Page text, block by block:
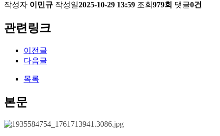
작성자 이민규 작성일2025-10-29 13:59 조회 979회 댓글0건
관련링크
이전글
다음글
목록
본문